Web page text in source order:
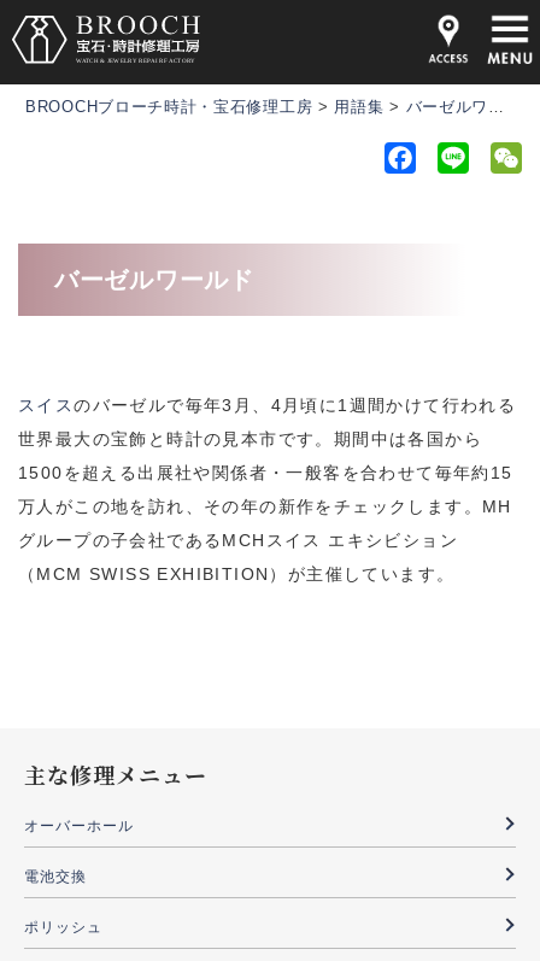
BROOCHブローチ時計・宝石修理工房 > 用語集 > バーゼルワールド
バーゼルワールド
スイスのバーゼルで毎年3月、4月頃に1週間かけて行われる
世界最大の宝飾 と時計の見本市です。期間中は各国から
1500を超える出展社や関係者・一般客を合わせて毎年約15
万人がこの地を訪れ、その年の新作をチェックします。MH
グループの子会社であるMCHスイス エキシビション
（MCM SWISS EXHIBITION）が主催しています。
主な修理メニュー
オーバーホール
電池交換
ポリッシュ